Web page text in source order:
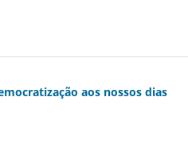
aos nossos dias